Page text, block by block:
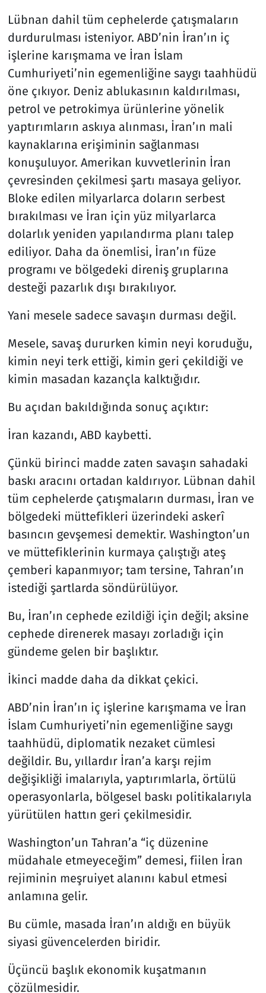
Lübnan dahil tüm cephelerde çatışmaların
durdurulması isteniyor. ABD’nin İran’ın iç
işlerine karışmama ve İran İslam
Cumhuriyeti’nin egemenliğine saygı taahhüdü
öne çıkıyor. Deniz ablukasının kaldırılması,
petrol ve petrokimya ürünlerine yönelik
yaptırımların askıya alınması, İran’ın mali
kaynaklarına erişiminin sağlanması
konuşuluyor. Amerikan kuvvetlerinin İran
çevresinden çekilmesi şartı masaya geliyor.
Bloke edilen milyarlarca doların serbest
bırakılması ve İran için yüz milyarlarca
dolarlık yeniden yapılandırma planı talep
ediliyor. Daha da önemlisi, İran’ın füze
programı ve bölgedeki direniş gruplarına
desteği pazarlık dışı bırakılıyor.
Yani mesele sadece savaşın durması değil.
Mesele, savaş dururken kimin neyi koruduğu,
kimin neyi terk ettiği, kimin geri çekildiği ve
kimin masadan kazançla kalktığıdır.
Bu açıdan bakıldığında sonuç açıktır:
İran kazandı, ABD kaybetti.
Çünkü birinci madde zaten savaşın sahadaki
baskı aracını ortadan kaldırıyor. Lübnan dahil
tüm cephelerde çatışmaların durması, İran ve
bölgedeki müttefikleri üzerindeki askerî
basıncın gevşemesi demektir. Washington’un
ve müttefiklerinin kurmaya çalıştığı ateş
çemberi kapanmıyor; tam tersine, Tahran’ın
istediği şartlarda söndürülüyor.
Bu, İran’ın cephede ezildiği için değil; aksine
cephede direnerek masayı zorladığı için
gündeme gelen bir başlıktır.
İkinci madde daha da dikkat çekici.
ABD’nin İran’ın iç işlerine karışmama ve İran
İslam Cumhuriyeti’nin egemenliğine saygı
taahhüdü, diplomatik nezaket cümlesi
değildir. Bu, yıllardır İran’a karşı rejim
değişikliği imalarıyla, yaptırımlarla, örtülü
operasyonlarla, bölgesel baskı politikalarıyla
yürütülen hattın geri çekilmesidir.
Washington’un Tahran’a “iç düzenine
müdahale etmeyeceğim” demesi, fiilen İran
rejiminin meşruiyet alanını kabul etmesi
anlamına gelir.
Bu cümle, masada İran’ın aldığı en büyük
siyasi güvencelerden biridir.
Üçüncü başlık ekonomik kuşatmanın
çözülmesidir.